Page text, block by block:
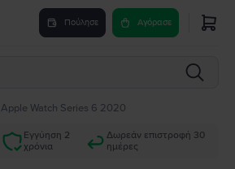
Πούλησε Αγόρασε
Apple Watch Series 6 2020
Εγγύηση 2
χρόνια
Δωρεάν επιστροφή 30
ημέρες